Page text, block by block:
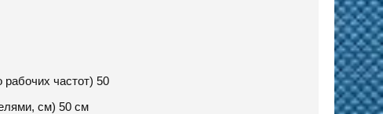
частот) 50
см) 50 см